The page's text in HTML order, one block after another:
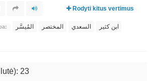
Rodyti kitus vertimus
المُيسَّر المختصر السعدي
ابن كثير
23